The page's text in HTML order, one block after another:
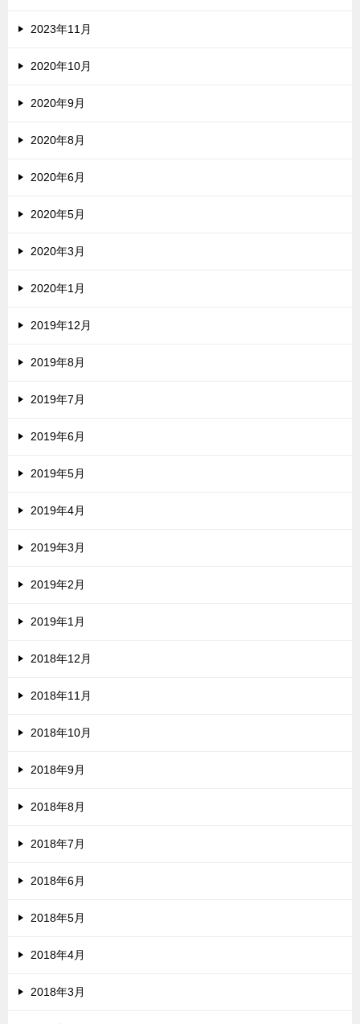
2023年11月
2020年10月
2020年9月
2020年8月
2020年6月
2020年5月
2020年3月
2020年1月
2019年12月
2019年8月
2019年7月
2019年6月
2019年5月
2019年4月
2019年3月
2019年2月
2019年1月
2018年12月
2018年11月
2018年10月
2018年9月
2018年8月
2018年7月
2018年6月
2018年5月
2018年4月
2018年3月